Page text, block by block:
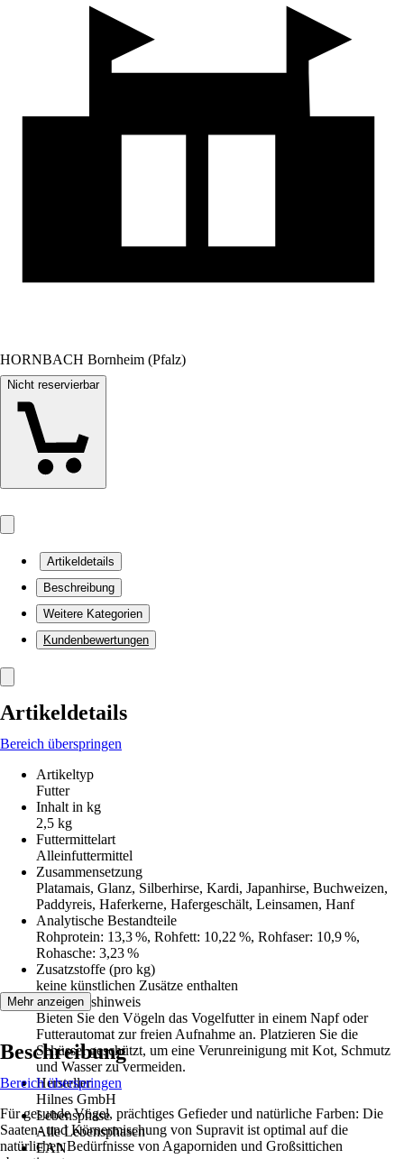
HORNBACH Bornheim (Pfalz)
Nicht reservierbar
Artikeldetails
Beschreibung
Weitere Kategorien
Kundenbewertungen
Artikeldetails
Bereich überspringen
Artikeltyp
Futter
Inhalt in kg
2,5 kg
Futtermittelart
Alleinfuttermittel
Zusammensetzung
Platamais, Glanz, Silberhirse, Kardi, Japanhirse, Buchweizen,
Paddyreis, Haferkerne, Hafergeschält, Leinsamen, Hanf
Analytische Bestandteile
Rohprotein: 13,3 %, Rohfett: 10,22 %, Rohfaser: 10,9 %,
Rohasche: 3,23 %
Zusatzstoffe (pro kg)
keine künstlichen Zusätze enthalten
Fütterungshinweis
Bieten Sie den Vögeln das Vogelfutter in einem Napf oder
Futterautomat zur freien Aufnahme an. Platzieren Sie die
Schüssel geschützt, um eine Verunreinigung mit Kot, Schmutz
und Wasser zu vermeiden.
Hersteller
Hilnes GmbH
Lebensphase
Alle Lebensphasen
EAN
Mehr anzeigen
Beschreibung
Bereich überspringen
Für gesunde Vögel, prächtiges Gefieder und natürliche Farben: Die
Saaten- und Körnermischung von Supravit ist optimal auf die
natürlichen Bedürfnisse von Agaporniden und Großsittichen